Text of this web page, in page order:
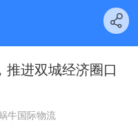
推进双城经济圈口
牛国际物流